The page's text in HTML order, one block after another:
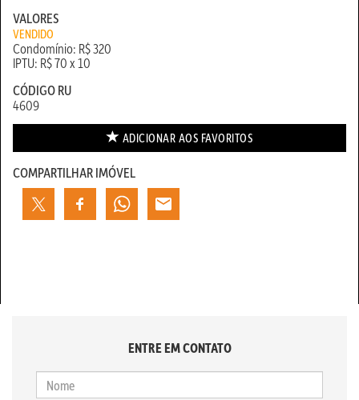
VALORES
VENDIDO
Condomínio: R$ 320
IPTU: R$ 70 x 10
CÓDIGO RU
4609
ADICIONAR AOS FAVORITOS
COMPARTILHAR IMÓVEL
ENTRE EM CONTATO